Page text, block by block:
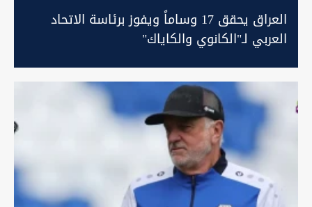
العراق يحقق 17 وساماً ويفوز برئاسة الاتحاد
العربي لـ"الكانوي والكاياك"